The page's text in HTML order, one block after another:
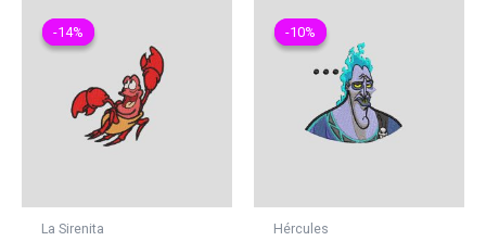
-14%
-14%
La Sirenita
-10%
-10%
Hércules